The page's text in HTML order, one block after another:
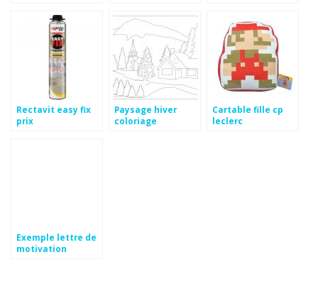
république
Rectavit easy fix
prix
Paysage hiver
coloriage
Cartable fille cp
leclerc
Exemple lettre de
motivation